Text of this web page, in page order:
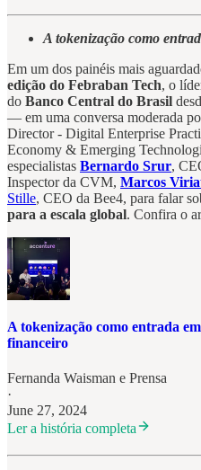
A tokenização como
Em um dos painéis mais
edição do Febraban Tech, o
do Banco Central do Brasil
— em uma conversa moderada
Director - Digital Enterprise
Economy & Emerging
especialistas Bernardo Srur,
Inspector da CVM, Marcos
Stille, CEO da Bee4, para falar
para a escala global. Confira o
A tokenização como entrada
financeiro
Fernanda Waisman e Prensa
·
June 27, 2024
Ler a história completa